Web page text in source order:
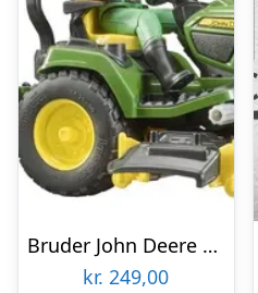
Bruder John Deere havetraktor med anhænger og gartner
kr. 249,00